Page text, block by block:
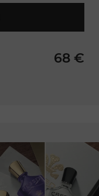
68 €